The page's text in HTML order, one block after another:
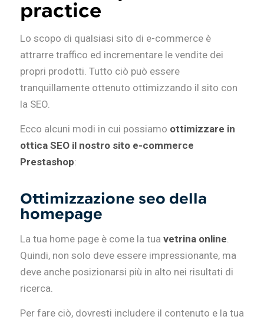
practice
Lo scopo di qualsiasi sito di e-commerce è
attrarre traffico ed incrementare le vendite dei
propri prodotti. Tutto ciò può essere
tranquillamente ottenuto ottimizzando il sito con
la SEO.
Ecco alcuni modi in cui possiamo ottimizzare in
ottica SEO il nostro sito e-commerce
Prestashop:
Ottimizzazione seo della
homepage
La tua home page è come la tua vetrina online
Quindi, non solo deve essere impressionante, ma
deve anche posizionarsi più in alto nei risultati di
ricerca.
Per fare ciò, dovresti includere il contenuto e la tua